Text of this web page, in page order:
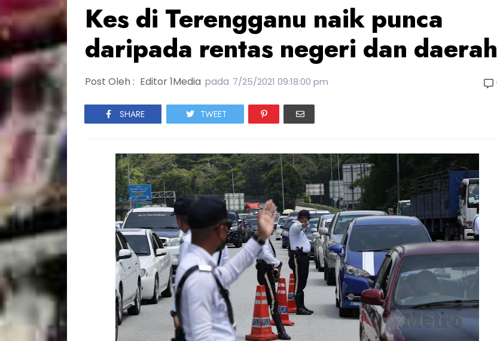
Kes di Terengganu naik punca
daripada rentas negeri dan daerah
Post Oleh : Editor 1Media pada 7/25/2021 09:18:00 pm
SHARE TWEET